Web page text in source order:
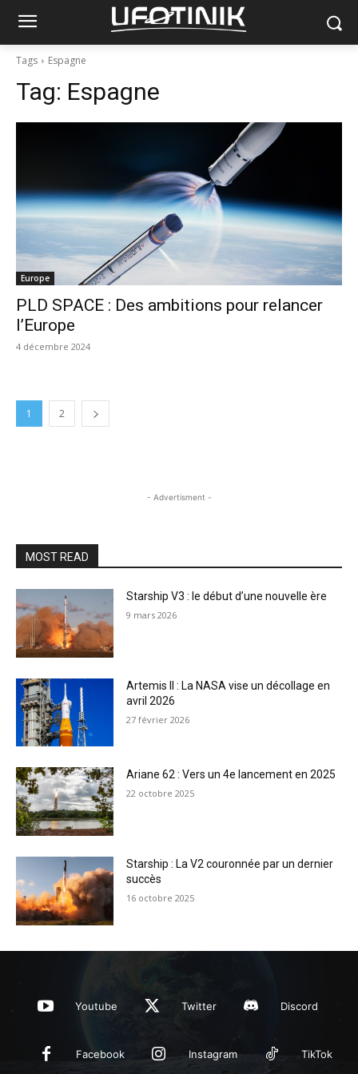
Tags Espagne
Tag: Espagne
Europe
PLD SPACE : Des ambitions pour relancer
l’Europe
4 décembre 2024
1 2
- Advertisment -
MOST READ
Starship V3 : le début d’une nouvelle ère
9 mars 2026
Artemis II : La NASA vise un décollage en
avril 2026
27 février 2026
Ariane 62 : Vers un 4e lancement en 2025
22 octobre 2025
Starship : La V2 couronnée par un dernier
succès
16 octobre 2025
Youtube Twitter Discord
Facebook Instagram TikTok